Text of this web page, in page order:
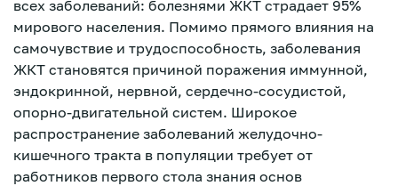
всех заболеваний: болезнями ЖКТ страдает 95%
мирового населения. Помимо прямого влияния на
самочувствие и трудоспособность, заболевания
ЖКТ становятся причиной поражения иммунной,
эндокринной, нервной, сердечно-сосудистой,
опорно-двигательной систем. Широкое
распространение заболеваний желудочно-
кишечного тракта в популяции требует от
работников первого стола знания основ